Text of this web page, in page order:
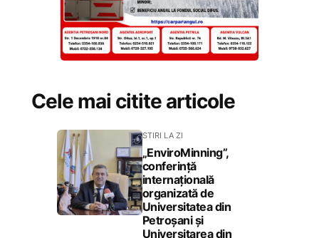
Cele mai citite articole
STIRI LA ZI
„EnviroMinning”,
conferință
internațională
organizată de
Universitatea din
Petroșani și
Universitarea din